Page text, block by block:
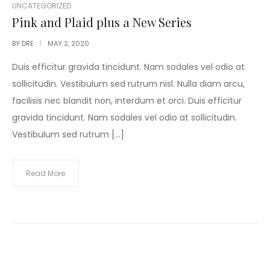
POSTED
IN
UNCATEGORIZED
Pink and Plaid plus a New Series
BY DRE MAY 2, 2020
Duis efficitur gravida tincidunt. Nam sodales vel odio at
sollicitudin. Vestibulum sed rutrum nisl. Nulla diam arcu,
facilisis nec blandit non, interdum et orci. Duis efficitur
gravida tincidunt. Nam sodales vel odio at sollicitudin.
Vestibulum sed rutrum […]
Read More